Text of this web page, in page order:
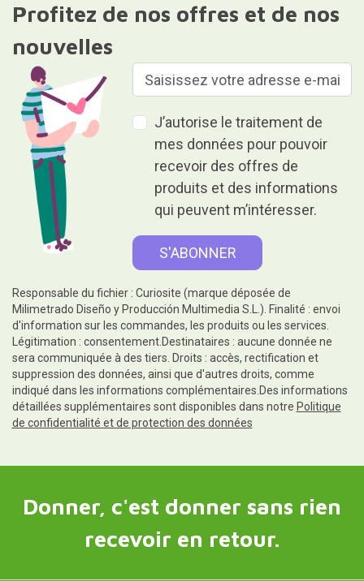
Profitez de nos offres et de nos
nouvelles
J’autorise le traitement de
mes données pour pouvoir
recevoir des offres de
produits et des informations
qui peuvent m’intéresser.
Responsable du fichier : Curiosite (marque déposée de
Milimetrado Diseño y Producción Multimedia S.L.). Finalité : envoi
d'information sur les commandes, les produits ou les services.
Légitimation : consentement.Destinataires : aucune donnée ne
sera communiquée à des tiers. Droits : accès, rectification et
suppression des données, ainsi que d'autres droits, comme
indiqué dans les informations complémentaires.Des informations
détaillées supplémentaires sont disponibles dans notre Politique
de confidentialité et de protection des données
Donner, c'est donner sans rien
recevoir en retour.